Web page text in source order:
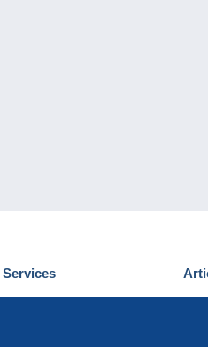
Services
Découvrir Delcampe